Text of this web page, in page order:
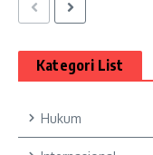
Kategori List
Hukum